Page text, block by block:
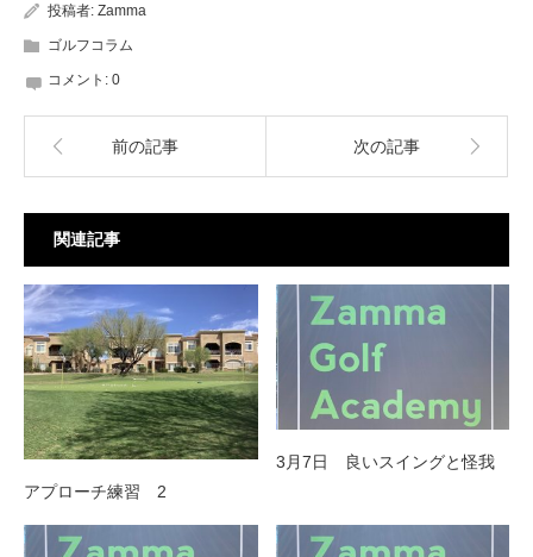
投稿者: Zamma
ゴルフコラム
コメント: 0
前の記事 次の記事
関連記事
アプローチ練習 2
3月7日 良いスイングと怪我